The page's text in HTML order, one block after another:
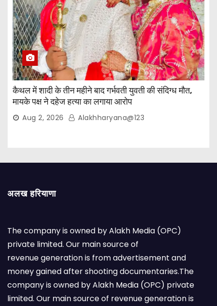
कैथल में शादी के तीन महीने बाद गर्भवती युवती की संदिग्ध मौत,
मायके पक्ष ने दहेज हत्या का लगाया आरोप
Aug 2, 2026 Alakhharyana@123
अलख हरियाणा
The company is owned by Alakh Media (OPC)
private limited. Our main source of
revenue generation is from advertisement and
money gained after shooting documentaries.The
company is owned by Alakh Media (OPC) private
limited. Our main source of revenue generation is